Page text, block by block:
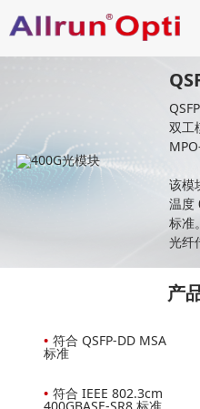
双工
该模
温度
标准
光纤
产
• 符合 QSFP-DD MSA
标准
• 符合 IEEE 802.3cm